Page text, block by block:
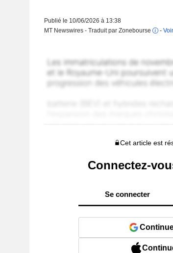
Publié le 10/06/2026 à 13:38
MT Newswires - Traduit par Zonebourse
-
Cet article est
Connectez-
Se connecter